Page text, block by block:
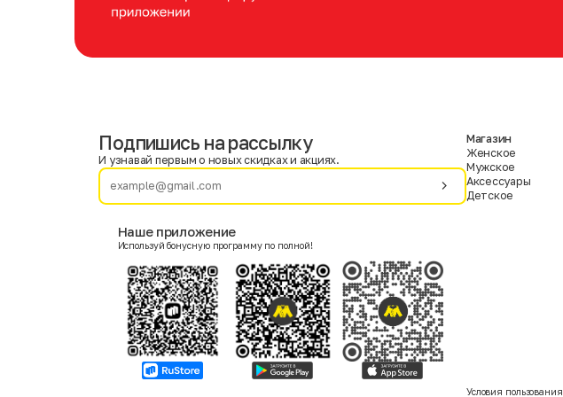
Фамилия
Женский
Согласие на получение чеков по электронной почте
Подпишись на рассылку
И узнавай первым о новых скидках и акциях.
Наше приложение
Используй бонусную программу по полной!
Магазин
Женское
Мужское
Аксессуары
Детское
Условия пользования